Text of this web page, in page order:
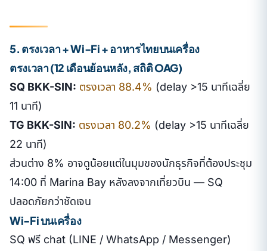
5. ตรงเวลา + Wi-Fi + อาหารไทยบนเครื่อง
ตรงเวลา (12 เดือนย้อนหลัง, สถิติ OAG)
SQ BKK-SIN: ตรงเวลา 88.4% (delay >15 นาทีเฉลี่ย
11 นาที)
TG BKK-SIN: ตรงเวลา 80.2% (delay >15 นาทีเฉลี่ย
22 นาที)
ส่วนต่าง 8% อาจดูน้อยแต่ในมุมของนักธุรกิจที่ต้องประชุม
14:00 ที่ Marina Bay หลังลงจากเที่ยวบิน — SQ
ปลอดภัยกว่าชัดเจน
Wi-Fi บนเครื่อง
SQ ฟรี chat (LINE / WhatsApp / Messenger)